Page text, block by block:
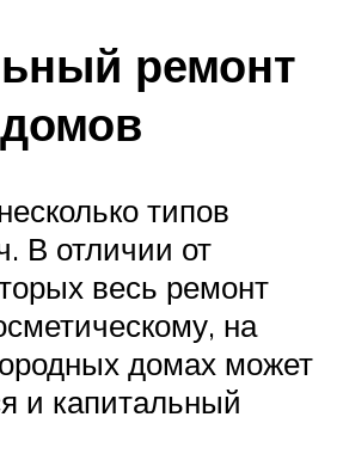
ремонт
типов
В отличии от
весь ремонт
на
домах может
и капитальный